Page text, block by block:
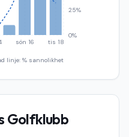
sön 16 tis 18
0%
25%
linje: % sannolikhet
Golfklubb